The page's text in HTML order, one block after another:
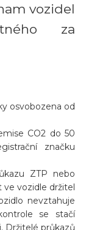
vozidel
za
osvobozena od
CO2 do 50
značku
ZTP nebo
ve vozidle držitel
nevztahuje
se stačí
Držitelé průkazů